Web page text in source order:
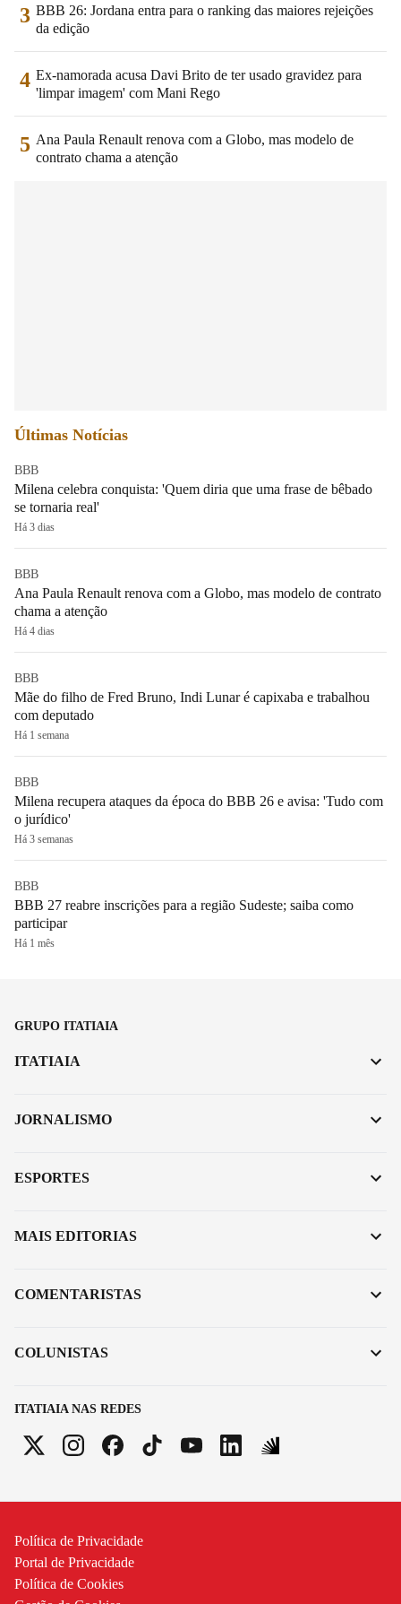
3 BBB 26: Jordana entra para o ranking das maiores rejeições
da edição
4 Ex-namorada acusa Davi Brito de ter usado gravidez para
'limpar imagem' com Mani Rego
5 Ana Paula Renault renova com a Globo, mas modelo de
contrato chama a atenção
Últimas Notícias
BBB
Milena celebra conquista: 'Quem diria que uma frase de bêbado
se tornaria real'
Há 3 dias
BBB
Ana Paula Renault renova com a Globo, mas modelo de contrato
chama a atenção
Há 4 dias
BBB
Mãe do filho de Fred Bruno, Indi Lunar é capixaba e trabalhou
com deputado
Há 1 semana
BBB
Milena recupera ataques da época do BBB 26 e avisa: 'Tudo com
o jurídico'
Há 3 semanas
BBB
BBB 27 reabre inscrições para a região Sudeste; saiba como
participar
Há 1 mês
GRUPO ITATIAIA
ITATIAIA NAS REDES
ITATIAIA
JORNALISMO
ESPORTES
MAIS EDITORIAS
COMENTARISTAS
COLUNISTAS
Política de Privacidade
Portal de Privacidade
Política de Cookies